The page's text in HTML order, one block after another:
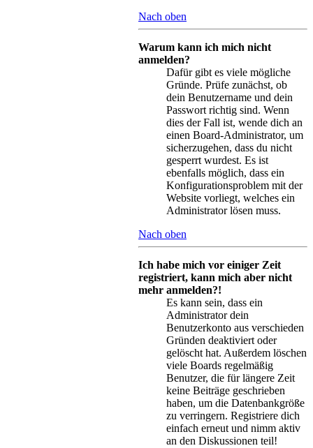
Nach oben
Warum kann ich mich nicht
anmelden?
Dafür gibt es viele mögliche
Gründe. Prüfe zunächst, ob
dein Benutzername und dein
Passwort richtig sind. Wenn
dies der Fall ist, wende dich an
einen Board-Administrator, um
sicherzugehen, dass du nicht
gesperrt wurdest. Es ist
ebenfalls möglich, dass ein
Konfigurationsproblem mit der
Website vorliegt, welches ein
Administrator lösen muss.
Nach oben
Ich habe mich vor einiger Zeit
registriert, kann mich aber nicht
mehr anmelden?!
Es kann sein, dass ein
Administrator dein
Benutzerkonto aus verschieden
Gründen deaktiviert oder
gelöscht hat. Außerdem löschen
viele Boards regelmäßig
Benutzer, die für längere Zeit
keine Beiträge geschrieben
haben, um die Datenbankgröße
zu verringern. Registriere dich
einfach erneut und nimm aktiv
an den Diskussionen teil!